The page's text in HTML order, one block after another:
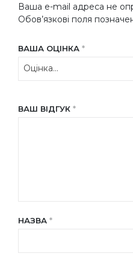
Ваша e-mail адреса не
Обов’язкові поля
ВАША ОЦІНКА *
ВАШ ВІДГУК *
НАЗВА *